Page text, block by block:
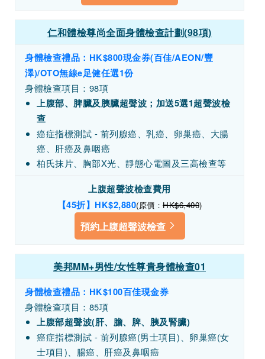
仁和體檢尊尚全面身體檢查計劃(98項)
身體檢查禮品：HK$800現金券(百佳/AEON/豐
澤)/OTO無線e足健任選1份
身體檢查項目：98項
上腹部、脾臟及胰臟超聲波；加送5選1超聲波檢
查
癌症指標測試 - 前列腺癌、乳癌、卵巢癌、大腸
癌、肝癌及鼻咽癌
柏氏抹片、胸部X光、靜態心電圖及三高檢查等
上腹超聲波檢查費用
【45折】HK$2,880(原價： HK$6,400)
預約上腹超聲波檢查
美邦MM+男性/女性尊貴身體檢查01
身體檢查禮品：HK$100百佳現金券
身體檢查項目：85項
上腹部超聲波(肝、膽、脾、胰及腎臟)
癌症指標測試 - 前列腺癌(男士項目)、卵巢癌(女
士項目)、腸癌、肝癌及鼻咽癌